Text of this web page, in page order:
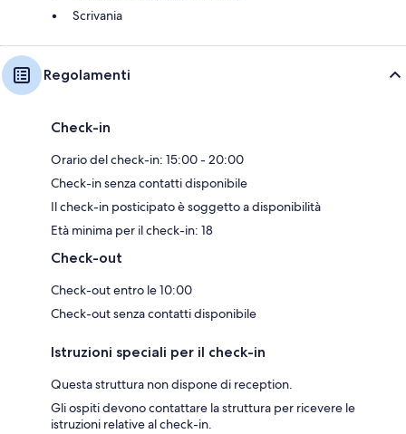
Scrivania
Regolamenti
Check-in
Orario del check-in: 15:00 - 20:00
Check-in senza contatti disponibile
Il check-in posticipato è soggetto a disponibilità
Età minima per il check-in: 18
Check-out
Check-out entro le 10:00
Check-out senza contatti disponibile
Istruzioni speciali per il check-in
Questa struttura non dispone di reception.
Gli ospiti devono contattare la struttura per ricevere le
istruzioni relative al check-in.